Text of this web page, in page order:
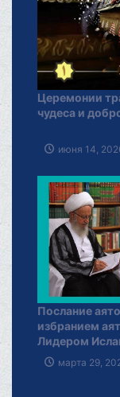
Церемонии
чудеса и
июня 14,
Послание
избранием
Лидером
марта 29,